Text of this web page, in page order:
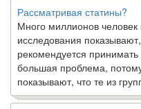
Рассматривая статины?
Много миллионов
исследования
рекомендуется
большая проблема,
показывают, что те из